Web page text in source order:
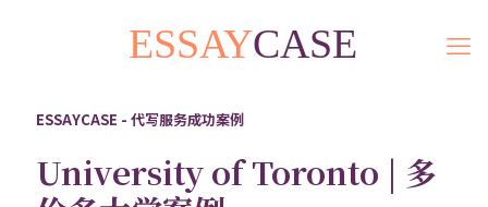
ESSAYCASE - 代写服务成功案例
University of Toronto | 多